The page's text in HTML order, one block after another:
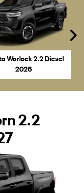
Warlock 2.2 Diesel
2026
2.2